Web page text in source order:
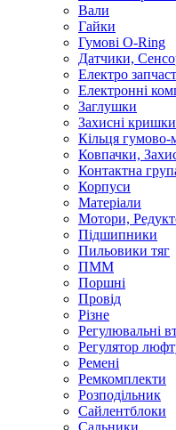
Вали
Гайки
Гумові O-Ring
Датчики,
Електро
Електронні
Заглушки
Захисні кришки
Кільця гумово-
Ковпачки,
Контактна
Корпуси
Матеріали
Мотори,
Підшипники
Пильовики тяг
ПММ
Поршні
Провід
Різне
Регулювальні
Регулятор
Ремені
Ремкомплекти
Розподільник
Сайлентблоки
Сальники